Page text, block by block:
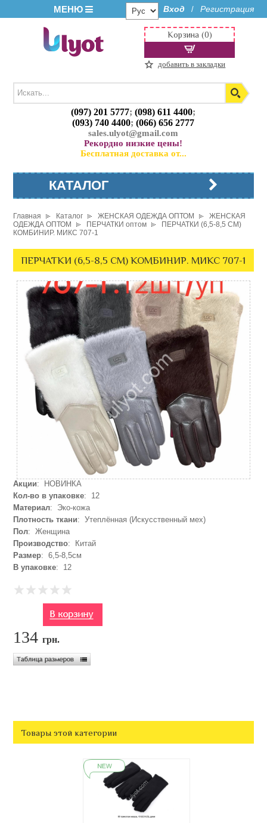
МЕНЮ Вход / Регистрация
(097) 201 5777;(098) 611 4400;
(093) 740 4400;(066) 656 2777
sales.ulyot@gmail.com
Рекордно низкие цены!
Бесплатная доставка от...
Корзина (0)
добавить в закладки
КАТАЛОГ
Главная Каталог ЖЕНСКАЯ ОДЕЖДА ОПТОМ
ЖЕНСКАЯ
ОДЕЖДА ОПТОМ
ПЕРЧАТКИ оптом
ПЕРЧАТКИ (6,5-8,5 СМ)
КОМБИНИР. МИКС 707-1
ПЕРЧАТКИ (6,5-8,5 СМ) КОМБИНИР. МИКС 707-1
Акции: НОВИНКА
Кол-во в упаковке: 12
Материал: Эко-кожа
Плотность ткани: Утеплённая (Искусственный мех)
Пол: Женщина
Производство: Китай
Размер: 6,5-8,5см
В упаковке: 12
134грн.
Товары этой категории